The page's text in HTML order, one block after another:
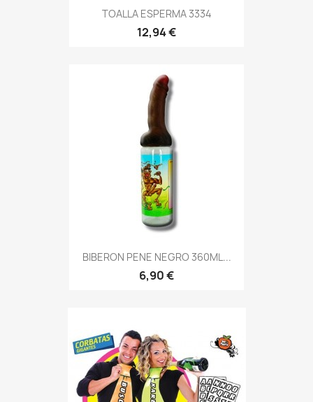
TOALLA ESPERMA 3334
12,94 €
BIBERON PENE NEGRO 360ML...
6,90 €